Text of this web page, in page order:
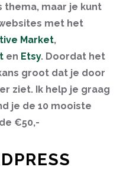
thema, maar je kunt
met het
Market,
en Etsy. Doordat het
groot dat je door
ziet. Ik help je graag
je de 10 mooiste
€50,-